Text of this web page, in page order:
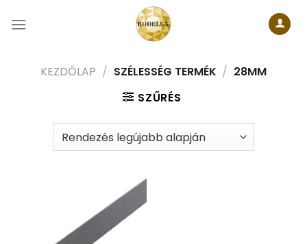
KEZDŐLAP / SZÉLESSÉG TERMÉK / 28MM
SZŰRÉS